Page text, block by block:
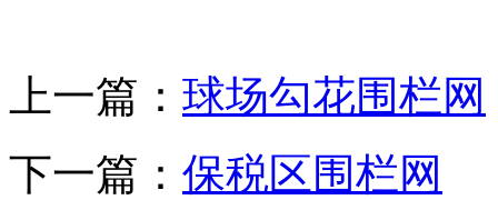
上一篇： 球场勾花围栏网
下一篇： 保税区围栏网